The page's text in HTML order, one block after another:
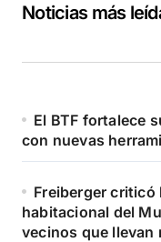
Noticias más
El BTF fortalece
con nuevas
Freiberger
habitacional del
vecinos que llevan